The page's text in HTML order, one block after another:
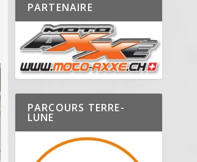
PARTENAIRE
PARCOURS TERRE-
LUNE